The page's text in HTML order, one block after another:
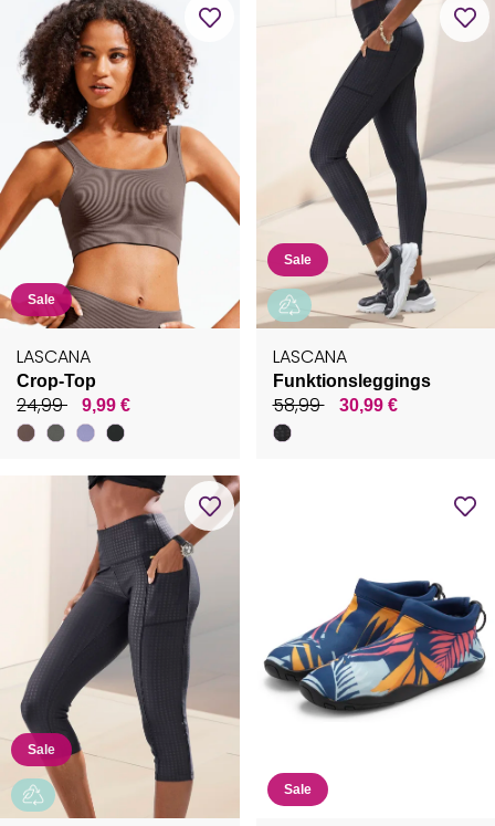
Sale
LASCANA
Crop-Top
24,99 9,99 €
Sale
LASCANA
Funktionsleggings
58,99 30,99 €
Sale
Sale